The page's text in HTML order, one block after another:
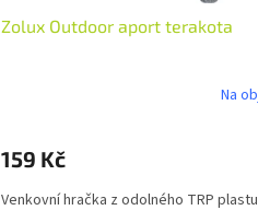
Zolux Outdoor aport terakota
Na
159 Kč
Venkovní hračka z odolného TRP